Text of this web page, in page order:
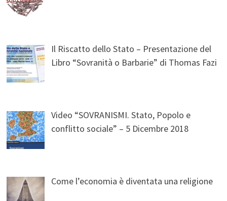
Il Riscatto dello Stato – Presentazione del
Libro “Sovranità o Barbarie” di Thomas Fazi
Video “SOVRANISMI. Stato, Popolo e
conflitto sociale” – 5 Dicembre 2018
Come l’economia è diventata una religione